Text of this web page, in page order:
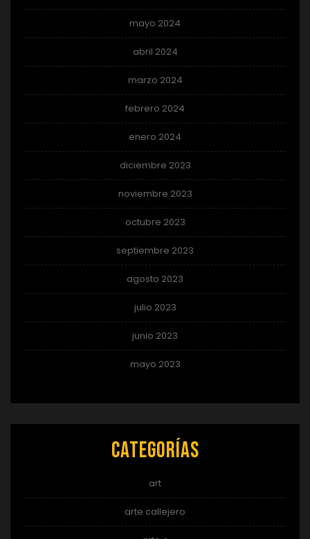
mayo 2024
abril 2024
marzo 2024
febrero 2024
enero 2024
diciembre 2023
noviembre 2023
octubre 2023
septiembre 2023
agosto 2023
julio 2023
junio 2023
mayo 2023
Categorías
art
arte callejero